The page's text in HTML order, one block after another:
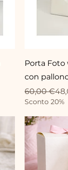
Porta
con
Prix
60,00 €
Prix
Sconto 20%